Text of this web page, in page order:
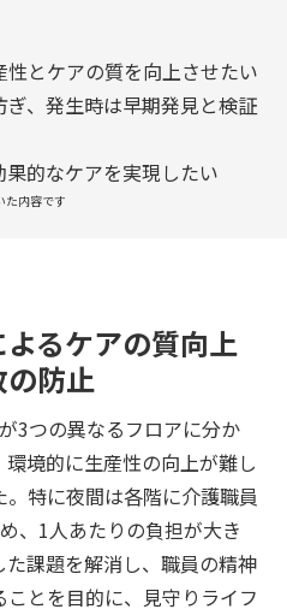
とケアの質を向上させたい
、発生時は早期発見と検証
的なケアを実現したい
た内容です
るケアの質向上
の防止
3つの異なるフロアに分か
境的に生産性の向上が難し
特に夜間は各階に介護職員
、1人あたりの負担が大き
課題を解消し、職員の精神
とを目的に、見守りライフ